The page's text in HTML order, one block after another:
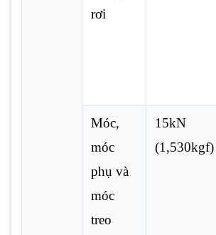
rơi
Móc,
móc
phụ và
móc
treo
15kN
(1,530kgf)